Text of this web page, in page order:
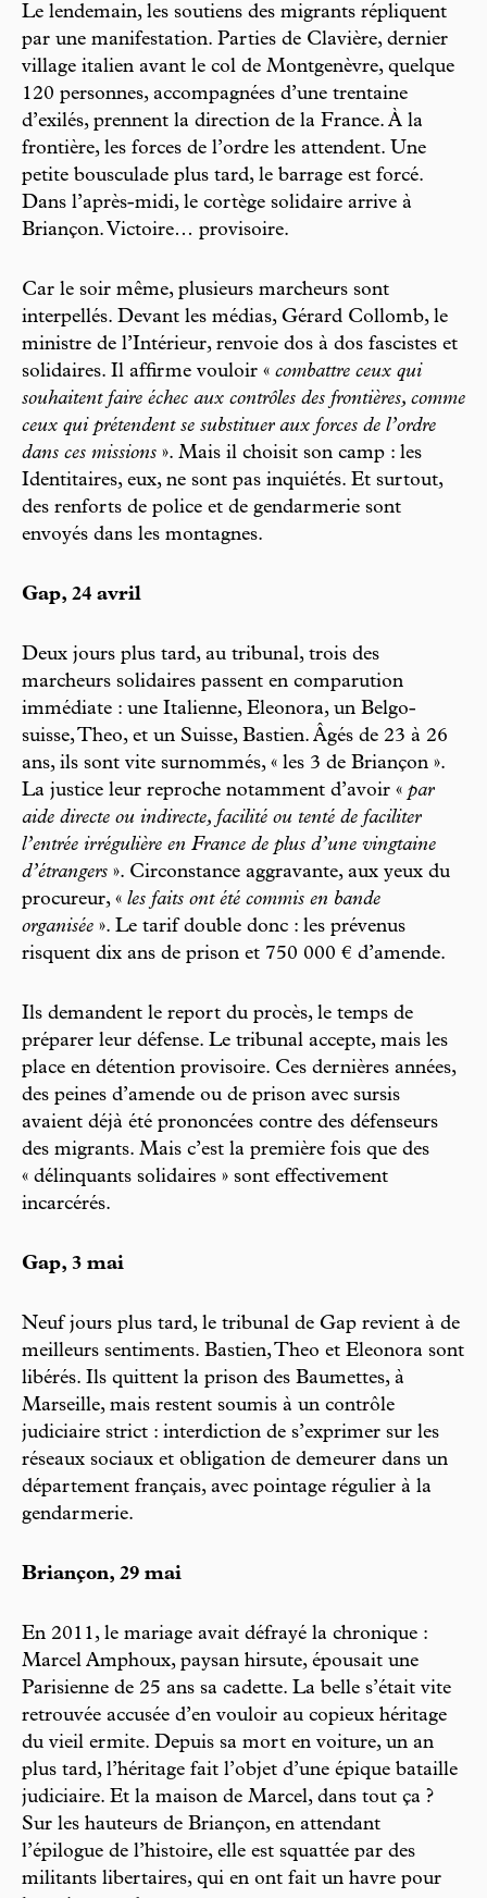
Le lendemain, les soutiens des migrants répliquent
par une manifestation. Parties de Clavière, dernier
village italien avant le col de Montgenèvre, quelque
120 personnes, accompagnées d’une trentaine
d’exilés, prennent la direction de la France. À la
frontière, les forces de l’ordre les attendent. Une
petite bousculade plus tard, le barrage est forcé.
Dans l’après-midi, le cortège solidaire arrive à
Briançon. Victoire… provisoire.
Car le soir même, plusieurs marcheurs sont
interpellés. Devant les médias, Gérard Collomb, le
ministre de l’Intérieur, renvoie dos à dos fascistes et
solidaires. Il affirme vouloir « combattre ceux qui
souhaitent faire échec aux contrôles des frontières, comme
ceux qui prétendent se substituer aux forces de l’ordre
dans ces missions ». Mais il choisit son camp : les
Identitaires, eux, ne sont pas inquiétés. Et surtout,
des renforts de police et de gendarmerie sont
envoyés dans les montagnes.
Gap, 24 avril
Deux jours plus tard, au tribunal, trois des
marcheurs solidaires passent en comparution
immédiate : une Italienne, Eleonora, un Belgo-
suisse, Theo, et un Suisse, Bastien. Âgés de 23 à 26
ans, ils sont vite surnommés, « les 3 de Briançon ».
La justice leur reproche notamment d’avoir « par
aide directe ou indirecte, facilité ou tenté de faciliter
l’entrée irrégulière en France de plus d’une vingtaine
d’étrangers ». Circonstance aggravante, aux yeux du
procureur, « les faits ont été commis en bande
organisée ». Le tarif double donc : les prévenus
risquent dix ans de prison et 750 000 € d’amende.
Ils demandent le report du procès, le temps de
préparer leur défense. Le tribunal accepte, mais les
place en détention provisoire. Ces dernières années,
des peines d’amende ou de prison avec sursis
avaient déjà été prononcées contre des défenseurs
des migrants. Mais c’est la première fois que des
« délinquants solidaires » sont effectivement
incarcérés.
Gap, 3 mai
Neuf jours plus tard, le tribunal de Gap revient à de
meilleurs sentiments. Bastien, Theo et Eleonora sont
libérés. Ils quittent la prison des Baumettes, à
Marseille, mais restent soumis à un contrôle
judiciaire strict : interdiction de s’exprimer sur les
réseaux sociaux et obligation de demeurer dans un
département français, avec pointage régulier à la
gendarmerie.
Briançon, 29 mai
En 2011, le mariage avait défrayé la chronique :
Marcel Amphoux, paysan hirsute, épousait une
Parisienne de 25 ans sa cadette. La belle s’était vite
retrouvée accusée d’en vouloir au copieux héritage
du vieil ermite. Depuis sa mort en voiture, un an
plus tard, l’héritage fait l’objet d’une épique bataille
judiciaire. Et la maison de Marcel, dans tout ça ?
Sur les hauteurs de Briançon, en attendant
l’épilogue de l’histoire, elle est squattée par des
militants libertaires, qui en ont fait un havre pour